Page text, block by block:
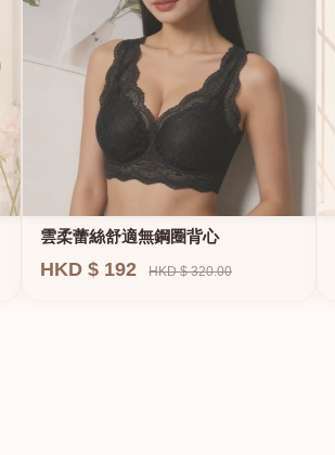
雲柔蕾絲舒適無鋼圈背心
HKD $ 192 HKD $ 320.00